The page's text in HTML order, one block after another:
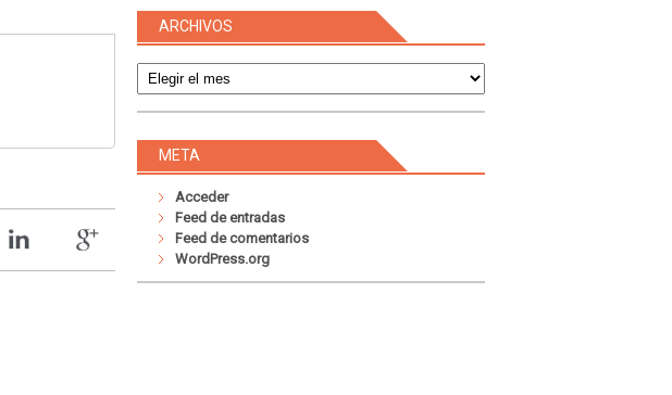
ARCHIVOS
META
Acceder
Feed de entradas
Feed de comentarios
WordPress.org